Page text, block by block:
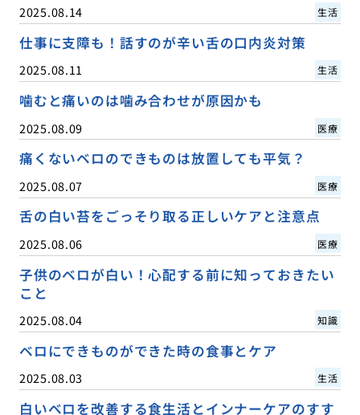
2025.08.14 生活
仕事に支障も！話すのが辛い舌の口内炎対策
2025.08.11 生活
噛むと痛いのは噛み合わせが原因かも
2025.08.09 医療
痛くないベロのできものは放置しても平気？
2025.08.07 医療
舌の白い苔をごっそり取る正しいケアと注意点
2025.08.06 医療
子供のベロが白い！心配する前に知っておきたい
こと
2025.08.04 知識
ベロにできものができた時の食事とケア
2025.08.03 生活
白いベロを改善する食生活とインナーケアのすす